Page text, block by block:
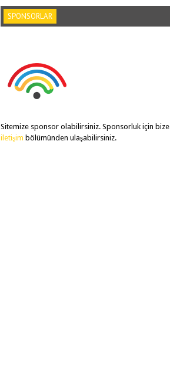
SPONSORLAR
Sitemize sponsor olabilirsiniz. Sponsorluk için bize
iletişim bölümünden ulaşabilirsiniz.